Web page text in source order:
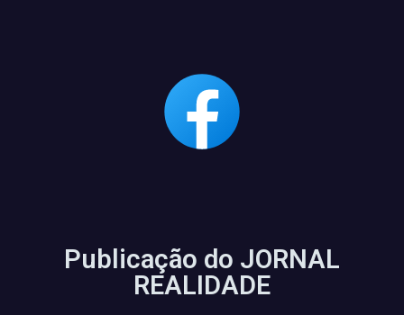
Publicação do JORNAL
REALIDADE